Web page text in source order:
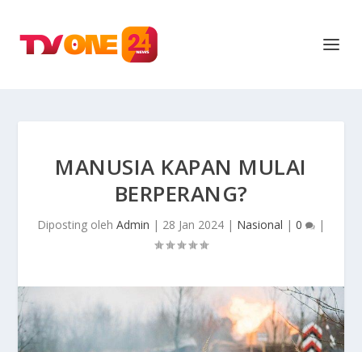
MANUSIA KAPAN MULAI
BERPERANG?
Diposting oleh Admin | 28 Jan 2024 | Nasional | 0 |